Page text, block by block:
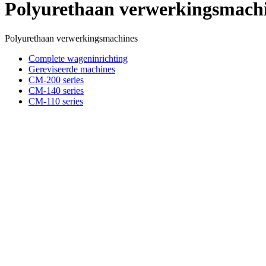
Polyurethaan
Polyurethaan verwerkingsmachines
Complete wageninrichting
Gereviseerde machines
CM-200 series
CM-140 series
CM-110 series